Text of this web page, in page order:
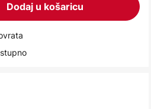
Dodaj u košaricu